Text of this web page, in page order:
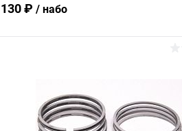
130 ₽ / набо
Сравнение
В избранное В наличии